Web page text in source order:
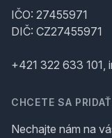
IČO: 27455971
DIČ: CZ27455971
+421 322 633 101,
CHCETE SA
Nechajte nám na